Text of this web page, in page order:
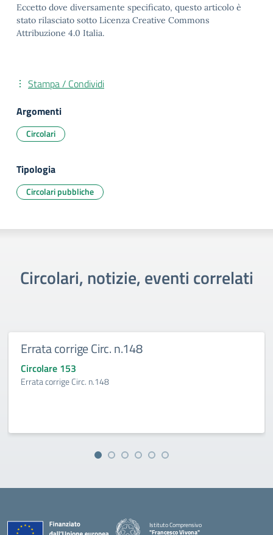
Eccetto dove diversamente specificato, questo articolo è
stato rilasciato sotto Licenza Creative Commons
Attribuzione 4.0 Italia.
Stampa / Condividi
Argomenti
Circolari
Tipologia
Circolari pubbliche
Circolari, notizie, eventi correlati
Errata corrige Circ. n.148
Circolare 153
Errata corrige Circ. n.148
Istituto Comprensivo
"Francesco Vivona"